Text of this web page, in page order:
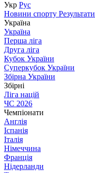
Укр Рус
Новини спорту Результати
Україна
Україна
Перша ліга
Друга ліга
Кубок України
Суперкубок України
Збірна України
Збірні
Ліга націй
ЧС 2026
Чемпіонати
Англія
Іспанія
Італія
Німеччина
Франція
Нідерланди